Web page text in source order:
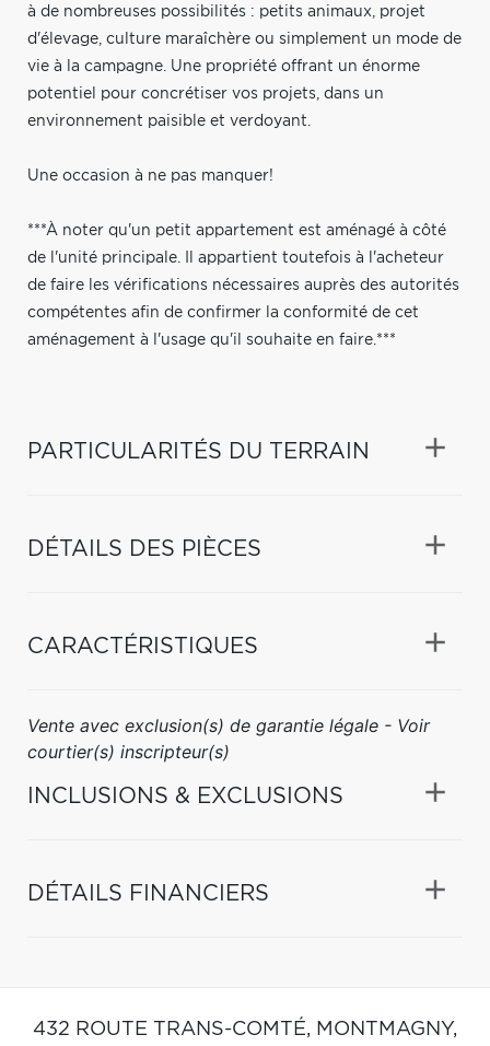
à de nombreuses possibilités : petits animaux, projet
d'élevage, culture maraîchère ou simplement un mode de
vie à la campagne. Une propriété offrant un énorme
potentiel pour concrétiser vos projets, dans un
environnement paisible et verdoyant.
Une occasion à ne pas manquer!
***À noter qu'un petit appartement est aménagé à côté
de l'unité principale. Il appartient toutefois à l'acheteur
de faire les vérifications nécessaires auprès des autorités
compétentes afin de confirmer la conformité de cet
aménagement à l'usage qu'il souhaite en faire.***
PARTICULARITÉS DU TERRAIN
DÉTAILS DES PIÈCES
CARACTÉRISTIQUES
Vente avec exclusion(s) de garantie légale - Voir
courtier(s) inscripteur(s)
INCLUSIONS & EXCLUSIONS
DÉTAILS FINANCIERS
432 ROUTE TRANS-COMTÉ, MONTMAGNY,